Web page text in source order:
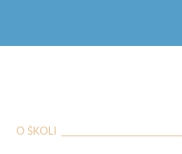
O ŠKOLI